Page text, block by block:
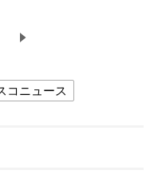
コニュース